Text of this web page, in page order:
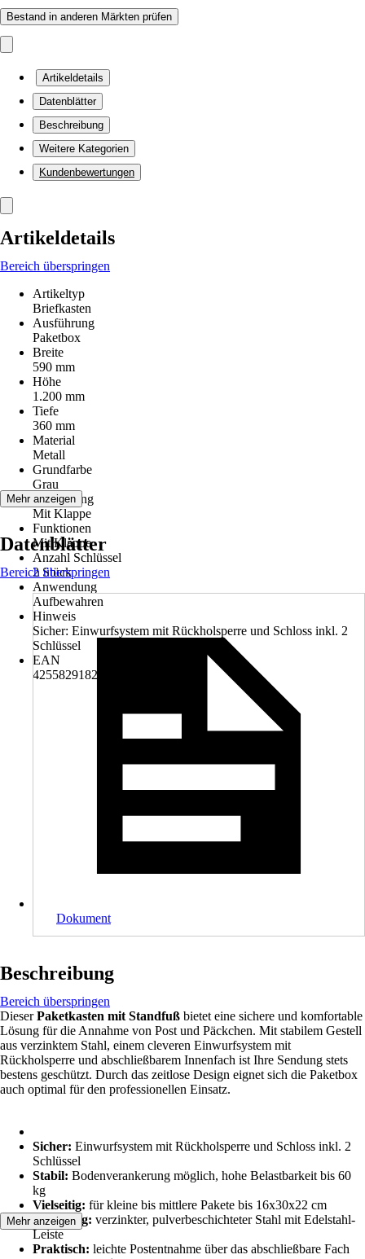
Bestand in anderen Märkten prüfen
Artikeldetails
Datenblätter
Beschreibung
Weitere Kategorien
Kundenbewertungen
Artikeldetails
Bereich überspringen
Artikeltyp
Briefkasten
Ausführung
Paketbox
Breite
590 mm
Höhe
1.200 mm
Tiefe
360 mm
Material
Metall
Grundfarbe
Grau
Ausstattung
Mit Klappe
Funktionen
Mit Klappe
Anzahl Schlüssel
2 Stück
Anwendung
Aufbewahren
Hinweis
Sicher: Einwurfsystem mit Rückholsperre und Schloss inkl. 2
Schlüssel
EAN
4255829182758
Mehr anzeigen
Datenblätter
Bereich überspringen
Dokument
Beschreibung
Bereich überspringen
DieserPaketkasten mit Standfuß bietet eine sichere und komfortable
Lösung für die Annahme von Post und Päckchen. Mit stabilem Gestell
aus verzinktem Stahl, einem cleveren Einwurfsystem mit
Rückholsperre und abschließbarem Innenfach ist Ihre Sendung stets
bestens geschützt. Durch das zeitlose Design eignet sich die Paketbox
auch optimal für den professionellen Einsatz.
Sicher: Einwurfsystem mit Rückholsperre und Schloss inkl. 2
Schlüssel
Stabil: Bodenverankerung möglich, hohe Belastbarkeit bis 60
kg
Vielseitig: für kleine bis mittlere Pakete bis 16x30x22 cm
Langlebig: verzinkter, pulverbeschichteter Stahl mit Edelstahl-
Leiste
Praktisch: leichte Postentnahme über das abschließbare Fach
Mehr anzeigen